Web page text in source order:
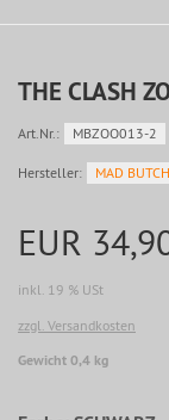
THE CLASH
Art.Nr.: MBZOO013-2
Hersteller: MAD
EUR
inkl. 19 % USt
zzgl. Versandkosten
Gewicht 0,4 kg